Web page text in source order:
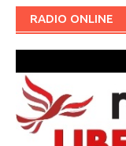
RADIO ONLINE